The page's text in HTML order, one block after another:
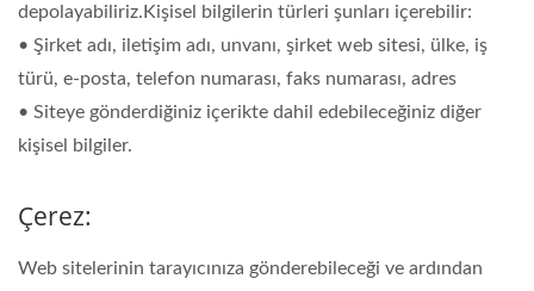
depolayabiliriz.Kişisel bilgilerin türleri şunları içerebilir:
• Şirket adı, iletişim adı, unvanı, şirket web sitesi, ülke, iş
türü, e-posta, telefon numarası, faks numarası, adres
• Siteye gönderdiğiniz içerikte dahil edebileceğiniz diğer
kişisel bilgiler.
Çerez:
Web sitelerinin tarayıcınıza gönderebileceği ve ardından